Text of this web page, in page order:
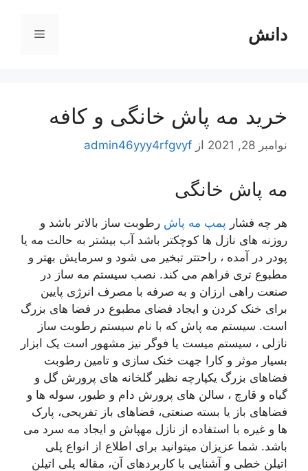
محتوادانش فهرست
خرید مه پاش خانگی و کافه
نوامبر 28, 2021 از admin46yyy4rfgvyf
مه پاش خانگی
هر چه فشار پمپ مه پاش رطوبت ساز بالاتر باشد و
روزنه های نازل ها کوچکتر باشد آب بیشتر به حالت مه یا
پودر در آمده ، راحتتر تبخیر می شود و سرمایش بهتر و
مطبوع تری فراهم می کند. نصب سیستم مه ساز در
صنعت راهی ارزان و به صرفه با مصرف انرژی پایین
برای خنک کردن و ایجاد فضای مطبوع در فضا های بزرگ
است. سیستم مه پاش که با نام سیستم رطوبت ساز
نازلی ، سیستم میست یا فوگر نیز مشهور است یک ابزار
بسیار موثر و کارا جهت خنک سازی و تامین رطوبت
فضاهای بزرگ یکپارچه نظیر گلخانه های پرورش گل و
گیاه و قارچ ، سالن های پرورش دام و طیور، سوله ها و
فضاهای باز یا بسته صنعتی، فضاهای باز تفریحی، پارک
ها و غیره با استفاده از نازل مهپاش و ایجاد مه سرد می
باشد. شما عزیزان میتوانید برای اطلاع از انواع پلی
اتیلن خطی و آشنایی با کاربردهای آن، مقاله پلی اتیلن